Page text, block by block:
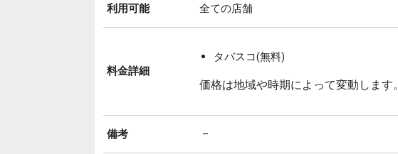
利用可能 全ての店舗
料金詳細
タバスコ(無料)
価格は地域や時期によって変動します。
備考 –